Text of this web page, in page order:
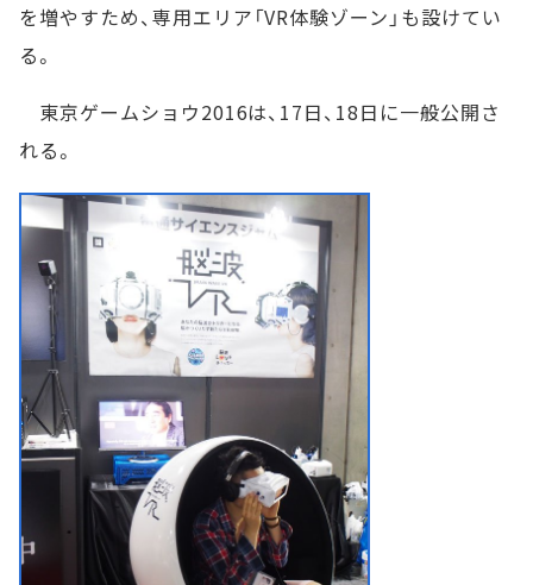
を増やすため、専用エリア「VR体験ゾーン」も設けてい
る。
東京ゲームショウ2016は、17日、18日に一般公開さ
れる。